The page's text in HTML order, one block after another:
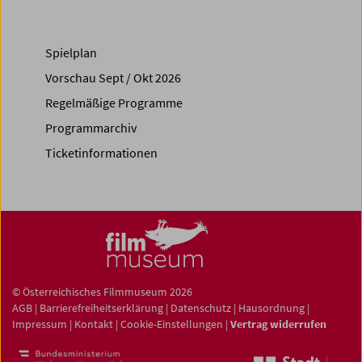
Spielplan
Vorschau Sept / Okt 2026
Regelmäßige Programme
Programmarchiv
Ticketinformationen
© Österreichisches Filmmuseum 2026
AGB | Barrierefreiheitserklärung | Datenschutz | Hausordnung |
Impressum | Kontakt | Cookie-Einstellungen | Vertrag widerrufen